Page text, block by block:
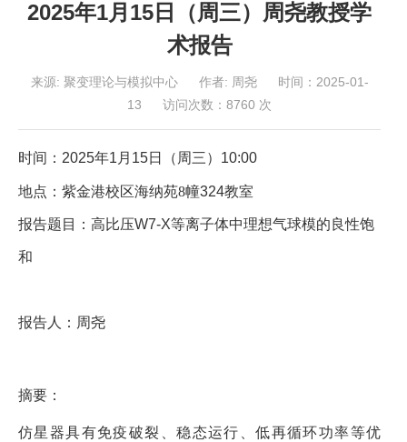
2025年1月15日（周三）周尧教授学
术报告
来源: 聚变理论与模拟中心 作者: 周尧
时间：2025-01-
13
访问次数： 8760 次
时间：2025年1 月 15日（周 三） 10:00
地点：紫金港校区海纳苑8幢324教室
报告题目： 高比压W7-X等离子体中理想气球模的良性饱
和
报告人： 周尧
摘要：
仿星器具有免疫破裂、稳态运行、低再循环功率等优